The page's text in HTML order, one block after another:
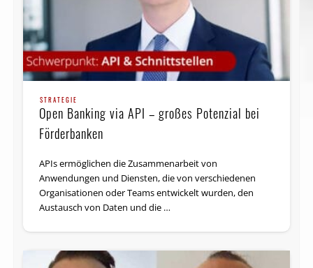
STRATEGIE
Open Banking via API – großes Potenzial bei
Förderbanken
APIs ermöglichen die Zusammenarbeit von
Anwendungen und Diensten, die von verschiedenen
Organisationen oder Teams entwickelt wurden, den
Austausch von Daten und die …